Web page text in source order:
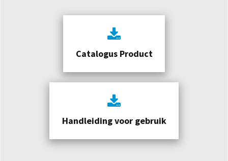
Catalogus Product
Handleiding voor gebruik